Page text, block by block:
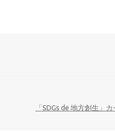
「SDGs de 地方創生」